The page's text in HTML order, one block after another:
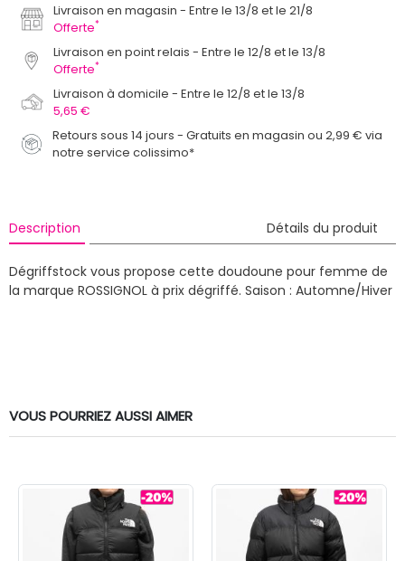
Livraison en magasin
Entre le 13/8 et le 21/8
Offerte*
Livraison en point relais
Entre le 12/8 et le 13/8
Offerte*
Livraison à domicile
Entre le 12/8 et le 13/8
5,65 €
Retours sous 14 jours - Gratuits en magasin ou 2,99 € via
notre service colissimo*
Description Détails du produit
Dégriffstock vous propose cette doudoune pour femme de
la marque ROSSIGNOL à prix dégriffé. Saison : Automne/Hiver
VOUS POURRIEZ AUSSI AIMER